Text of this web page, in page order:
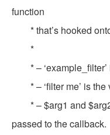
function
* that’s hooked
*
* –
* – ‘filter me’ is
* – $arg1 and
passed to the callback.